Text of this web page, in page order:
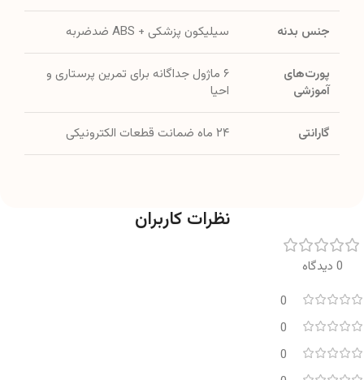
جنس بدنه سیلیکون پزشکی + ABS ضدضربه
پورت‌های
آموزشی
۶ ماژول جداگانه برای تمرین پرستاری و
احیا
گارانتی ۲۴ ماه ضمانت قطعات الکترونیکی
نظرات کاربران
0 دیدگاه
0
0
0